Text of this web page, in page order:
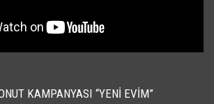
KAMPANYASI “YENI EVIM”